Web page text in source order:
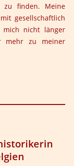
zu finden. Meine
gesellschaftlich
mich nicht länger
mehr zu meiner
durch meinen
dahingehend
Nähe zulassen